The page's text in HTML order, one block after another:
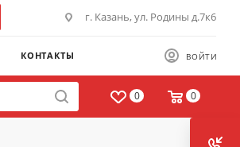
г. Казань, ул. Родины д.7к6
ВОЙТИ
КОНТАКТЫ
0 0